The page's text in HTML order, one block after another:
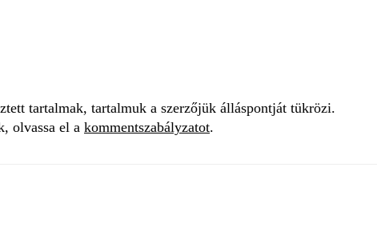
tartalmak, tartalmuk a szerzőjük álláspontját tükrözi.
olvassa el a kommentszabályzatot.